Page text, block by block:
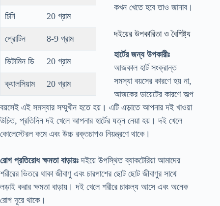
চিনি 20 গ্রাম
প্রোটিন 8-9 গ্রাম
ভিটামিন ডি 20 গ্রাম
ক্যালসিয়াম 20 গ্রাম
কখন খেতে হবে তাও জানাব।
দইয়ের উপকারিতা ও বৈশিষ্ট্য
হার্টের জন্য উপকারীঃ
আজকাল হার্ট সংক্রান্ত
সমস্যা বয়সের কারণে হয় না,
আজকের ডায়েটের কারণে অল্প
বয়সেই এই সমস্যার সম্মুখীন হতে হয়। এটি এড়াতে আপনার দই খাওয়া
উচিত, প্রতিদিন দই খেলে আপনার হার্টের যত্ন নেয়া হয়। দই খেলে
কোলেস্টেরল কমে এবং উচ্চ রক্তচাপও নিয়ন্ত্রণে থাকে।
রোগ প্রতিরোধ ক্ষমতা বাড়ায়ঃ দইয়ে উপস্থিত ব্যাকটেরিয়া আমাদের
শরীরের ভিতরে থাকা জীবাণু এবং চারপাশের ছোট ছোট জীবাণুর সাথে
লড়াই করার ক্ষমতা বাড়ায়। দই খেলে শরীরে চাঞ্চল্য আসে এবং অনেক
রোগ দূরে থাকে।